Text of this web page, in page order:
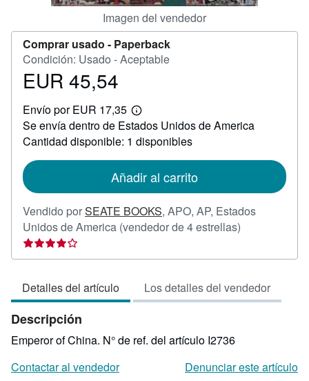
Imagen del vendedor
Comprar usado - Paperback
Condición: Usado - Aceptable
Precio
45,54
EUR 45,54
Envío por EUR 17,35
Más
información
sobre
las
envío
Se envía dentro de Estados Unidos de America
Cantidad disponible: 1 disponibles
Añadir al carrito
Vendido porSEATE BOOKS, APO, AP, Estados
Unidos de America (vendedor de 4 estrellas)
vendedor:
de
5
Detalles del artículo Los detalles del vendedor
Descripción
Emperor of China. N° de ref. del artículo I2736
Contactar al vendedor
Denunciar este artículo